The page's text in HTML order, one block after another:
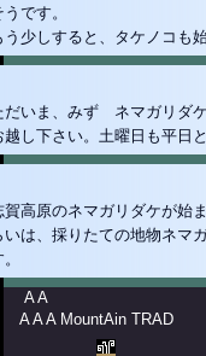
です。
う少しすると、タケノコも始
だいま、みず ネマガリダ
越し下さい。土曜日も平日
賀高原のネマガリダケが始
いは、採りたての地物ネマ
A A
A A A MountAin TRAD